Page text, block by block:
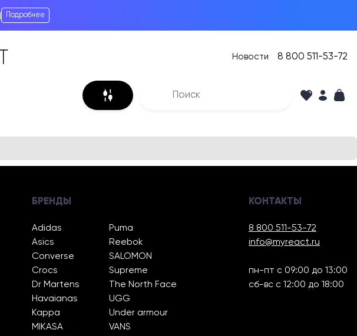
Подробнее
Новости 8 800 511-53-72
БРЕНДЫ
Adidas
Asics
Converse
Crocs
Dr Martens
Havaianas
Kappa
MIKASA
Puma
Reebok
SALOMON
Supreme
The North Face
UGG
Under armour
VANS
КОНТАКТЫ
8 800 511-53-72
info@myreact.ru
пн-пт с 09:00 до 13:00
сб-вс с 12:00 до 18:00